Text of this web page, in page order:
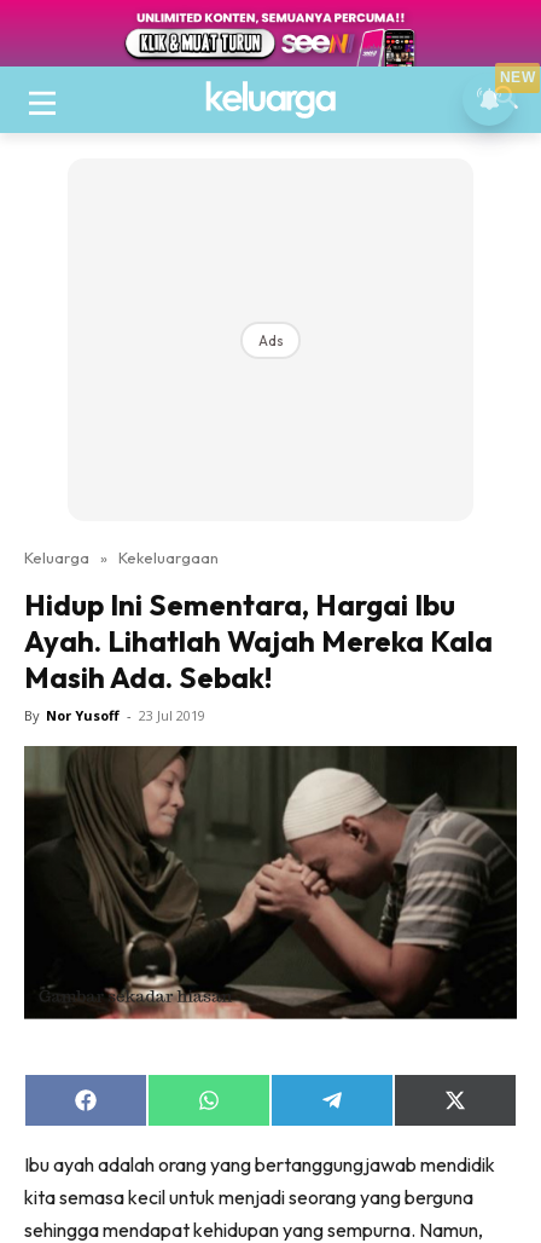
Ads
Keluarga » Kekeluargaan
Hidup Ini Sementara, Hargai Ibu
Ayah. Lihatlah Wajah Mereka Kala
Masih Ada. Sebak!
By Nor Yusoff - 23 Jul 2019
Share
on
Share
on
Share
on
Share
on
(Twitter)
Ibu ayah adalah orang yang bertanggungjawab mendidik
kita semasa kecil untuk menjadi seorang yang berguna
sehingga mendapat kehidupan yang sempurna. Namun,
NEW